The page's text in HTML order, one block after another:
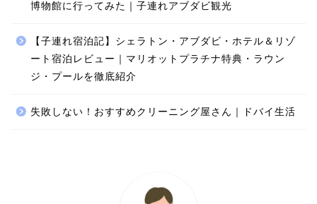
博物館に行ってみた｜子連れアブダビ観光
【子連れ宿泊記】シェラトン・アブダビ・ホテル＆リゾ
ート宿泊レビュー｜マリオットプラチナ特典・ラウン
ジ・プールを徹底紹介
失敗しない！おすすめクリーニング屋さん｜ドバイ生活